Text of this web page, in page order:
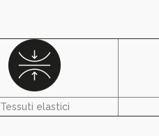
Tessuti elastici